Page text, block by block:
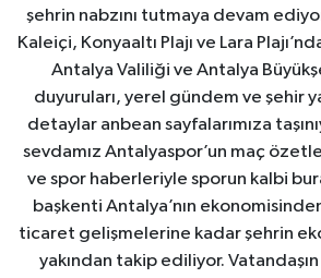
şehrin nabzını tutmaya devam
Kaleiçi, Konyaaltı Plajı ve Lara
Antalya Valiliği ve Antalya
duyuruları, yerel gündem ve şehir
detaylar anbean sayfalarımıza
sevdamız Antalyaspor’un maç
ve spor haberleriyle sporun kalbi
başkenti Antalya’nın
ticaret gelişmelerine kadar şehrin
yakından takip ediliyor. Vatandaşın